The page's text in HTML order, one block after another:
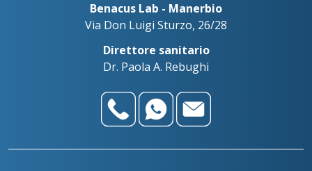
Benacus Lab - Manerbio
Via Don Luigi Sturzo, 26/28
Direttore sanitario
Dr. Paola A. Rebughi